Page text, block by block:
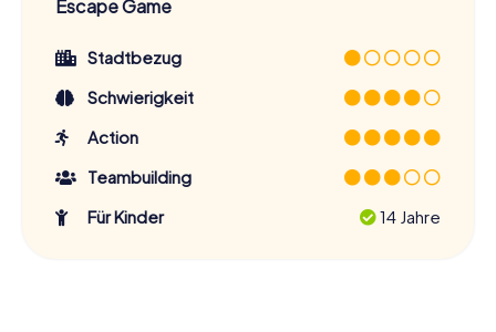
Escape Game
Stadtbezug
Schwierigkeit
Action
Teambuilding
Für Kinder
14 Jahre